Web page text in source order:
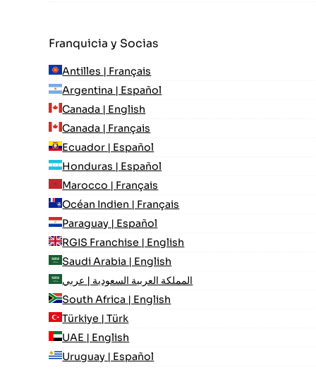
Franquicia y Socias
Antilles | Français
Argentina | Español
Canada | English
Canada | Français
Ecuador | Español
Honduras | Español
Marocco | Français
Océan Indien | Français
Paraguay | Español
RGIS Franchise | English
Saudi Arabia | English
المملكة العربية السعودية | عربي
South Africa | English
Türkiye | Türk
UAE | English
Uruguay | Español